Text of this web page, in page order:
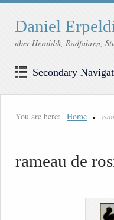
Daniel
über Heraldik, Radfahren,
Secondary
You are here: Home
rameau de